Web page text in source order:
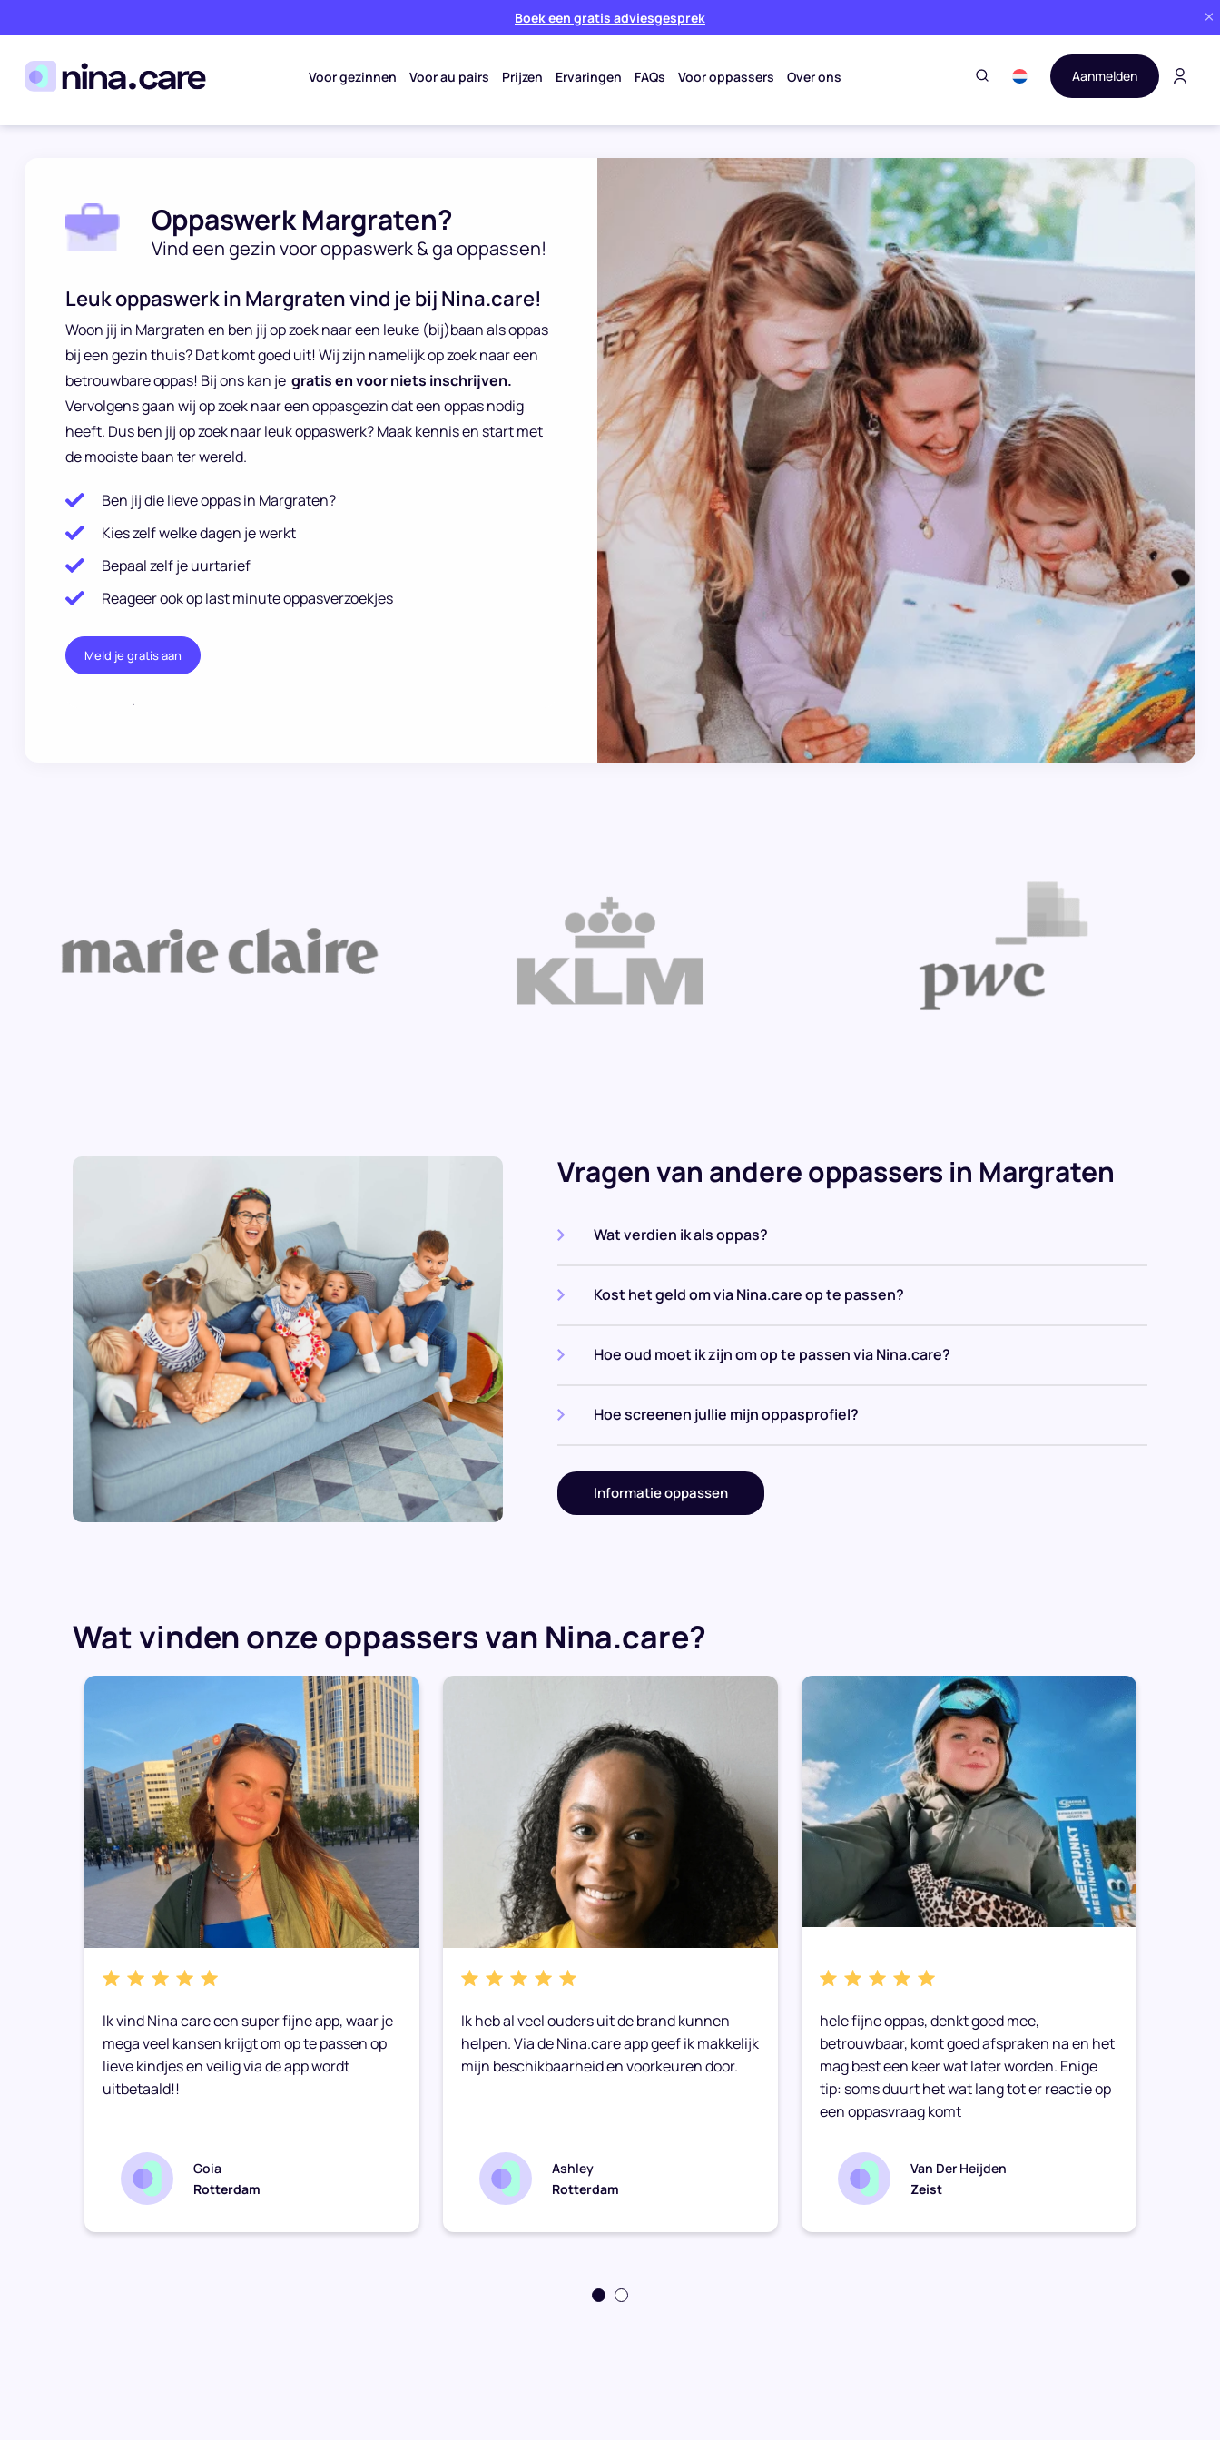
Boek een gratis adviesgesprek
Voor gezinnen Voor au pairs Prijzen Ervaringen FAQs Voor oppassers Over ons Aanmelden
Oppaswerk Margraten?
Vind een gezin voor oppaswerk & ga oppassen!
Leuk oppaswerk in Margraten vind je bij Nina.care!
Woon jij in Margraten en ben jij op zoek naar een leuke (bij)baan als oppas
bij een gezin thuis? Dat komt goed uit! Wij zijn namelijk op zoek naar een
betrouwbare oppas! Bij ons kan je gratis en voor niets inschrijven.
Vervolgens gaan wij op zoek naar een oppasgezin dat een oppas nodig
heeft. Dus ben jij op zoek naar leuk oppaswerk? Maak kennis en start met
de mooiste baan ter wereld.
Ben jij die lieve oppas in Margraten?
Kies zelf welke dagen je werkt
Bepaal zelf je uurtarief
Reageer ook op last minute oppasverzoekjes
Meld je gratis aan
.
Vragen van andere oppassers in Margraten
Wat verdien ik als oppas?
Kost het geld om via Nina.care op te passen?
Hoe oud moet ik zijn om op te passen via Nina.care?
Hoe screenen jullie mijn oppasprofiel?
Informatie oppassen
Wat vinden onze oppassers van Nina.care?
Ik vind Nina care een super fijne app, waar je
mega veel kansen krijgt om op te passen op
lieve kindjes en veilig via de app wordt
uitbetaald!!
Goia
Rotterdam
Ik heb al veel ouders uit de brand kunnen
helpen. Via de Nina.care app geef ik makkelijk
mijn beschikbaarheid en voorkeuren door.
Ashley
Rotterdam
hele fijne oppas, denkt goed mee,
betrouwbaar, komt goed afspraken na en het
mag best een keer wat later worden. Enige
tip: soms duurt het wat lang tot er reactie op
een oppasvraag komt
Van Der Heijden
Zeist